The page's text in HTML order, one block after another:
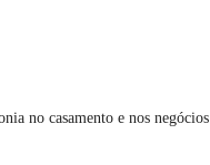
no casamento e nos negócios